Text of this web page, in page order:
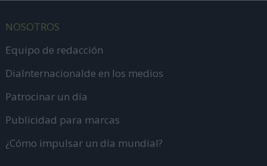
NOSOTROS
Equipo de redacción
DiaInternacionalde en los medios
Patrocinar un día
Publicidad para marcas
¿Cómo impulsar un día mundial?